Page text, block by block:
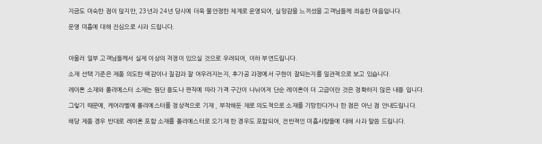
지금도 미숙한 점이 많지만, 23년과 24년 당시에 더욱 불안정한 체계로 운영되어, 실망감을 느끼셨을 고객님들께 죄송한 마음입니다.
운영 미흡에 대해 진심으로 사과 드립니다.
아울러 일부 고객님들께서 실제 이상의 걱정이 있으실 것으로 우려되어, 이하 부연드립니다.
소재 선택 기준은 제품 의도한 색감이나 질감과 잘 어우러지는지, 후가공 과정에서 구현이 잘되는지를 일관적으로 보고 있습니다.
레이온 소재와 폴리에스터 소재는 원단 용도나 편직에 따라 가격 구간이 나뉘어져 단순 레이온이 더 고급이란 것은 정확하지 않은 내용 입니다.
그렇기 때문에, 케어라벨에 폴리에스터를 정상적으로 기재 , 부착해둔 채로 의도적으로 소재를 기망한다거나 한 점은 아닌 점 안내드립니다.
해당 제품 경우 반대로 레이온 포함 소재를 폴리에스터로 오기재 한 경우도 포함되어, 전반적인 미흡사항들에 대해 사과 말씀 드립니다.